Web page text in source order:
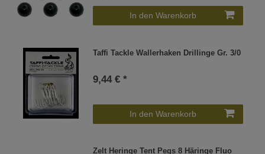
In den Warenkorb
Taffi Tackle Wallerhaken Drillinge Gr. 3/0
9,44 € *
In den Warenkorb
Zelt Heringe Tent Pegs 8 Häringe Fluo